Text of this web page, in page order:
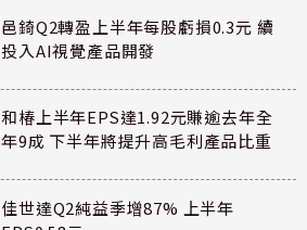
邑錡Q2轉盈上半年每股虧損0.3元 續
投入AI視覺產品開發
和椿上半年EPS達1.92元賺逾去年全
年9成 下半年將提升高毛利產品比重
佳世達Q2純益季增87% 上半年